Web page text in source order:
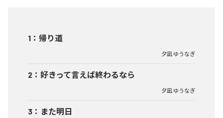
1 ： 帰り道
夕凪 ゆうなぎ
2 ： 好きって言えば終わるなら
夕凪 ゆうなぎ
3 ： また明日